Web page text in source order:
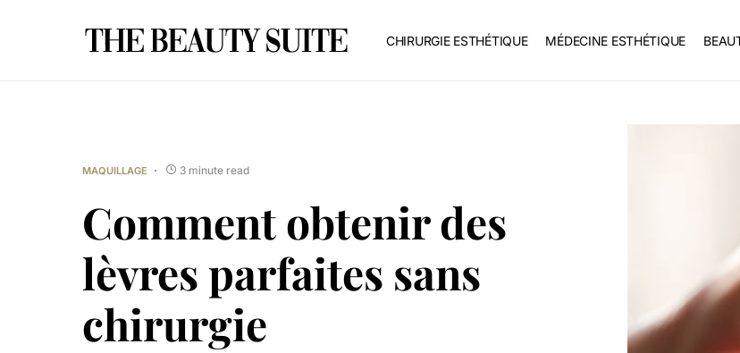
CHIRURGIE ESTHÉTIQUE MÉDECINE ESTHÉTIQUE
MAQUILLAGE 3 minute read
Comment obtenir des
lèvres parfaites sans
chirurgie